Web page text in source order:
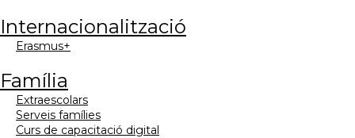
internacionalització
erasmus+
família
extraescolars
serveis famílies
curs de capacitació digital